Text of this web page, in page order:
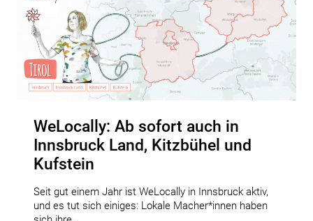
WeLocally: Ab sofort auch in
Innsbruck Land, Kitzbühel und
Kufstein
Seit gut einem Jahr ist WeLocally in Innsbruck aktiv,
und es tut sich einiges: Lokale Macher*innen haben